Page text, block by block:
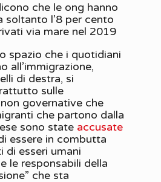
che le ong hanno
soltanto l’8 per cento
via mare nel 2019
spazio che i quotidiani
all’immigrazione,
di destra, si
sulle
governative che
che partono dalla
sono state accusate
essere in combutta
esseri umani
le responsabili della
che sta